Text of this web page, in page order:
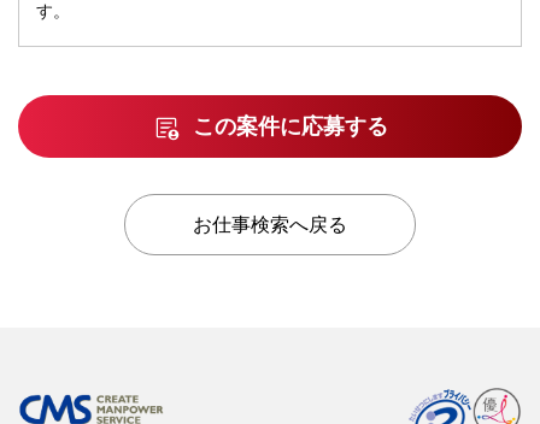
す。
この案件に応募する
お仕事検索へ戻る